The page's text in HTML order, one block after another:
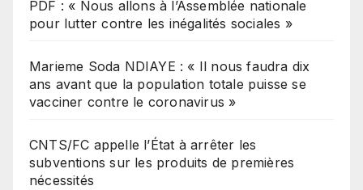
PDF : « Nous allons à l’Assemblée nationale
pour lutter contre les inégalités sociales »
Marieme Soda NDIAYE : « Il nous faudra dix
ans avant que la population totale puisse se
vacciner contre le coronavirus »
CNTS/FC appelle l’État à arrêter les
subventions sur les produits de premières
nécessités